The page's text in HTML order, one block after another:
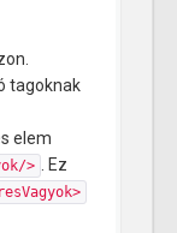
tagoknak
elem
>
. Ez